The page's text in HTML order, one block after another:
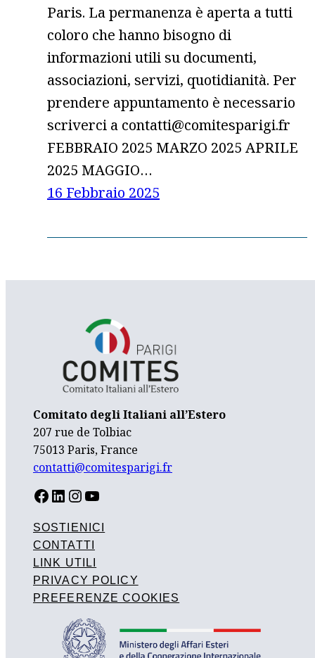
Paris. La permanenza è aperta a tutti
coloro che hanno bisogno di
informazioni utili su documenti,
associazioni, servizi, quotidianità. Per
prendere appuntamento è necessario
scriverci a contatti@comitesparigi.fr
FEBBRAIO 2025 MARZO 2025 APRILE
2025 MAGGIO…
16 Febbraio 2025
Comitato degli Italiani all’Estero
207 rue de Tolbiac
75013 Paris, France
contatti@comitesparigi.fr
FACEBOOK LINKEDIN INSTAGRAM YOUTUBE
SOSTIENICI
CONTATTI
LINK UTILI
PRIVACY POLICY
PREFERENZE COOKIES